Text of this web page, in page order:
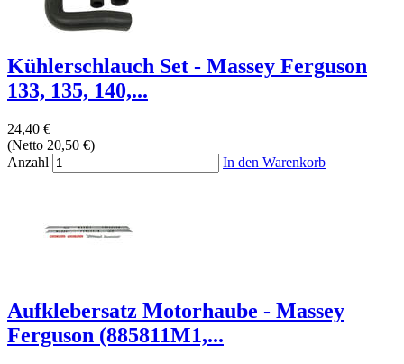
Kühlerschlauch Set - Massey Ferguson
133, 135, 140,...
24,40 €
(Netto 20,50 €)
Anzahl
In den Warenkorb
Aufklebersatz Motorhaube - Massey
Ferguson (885811M1,...